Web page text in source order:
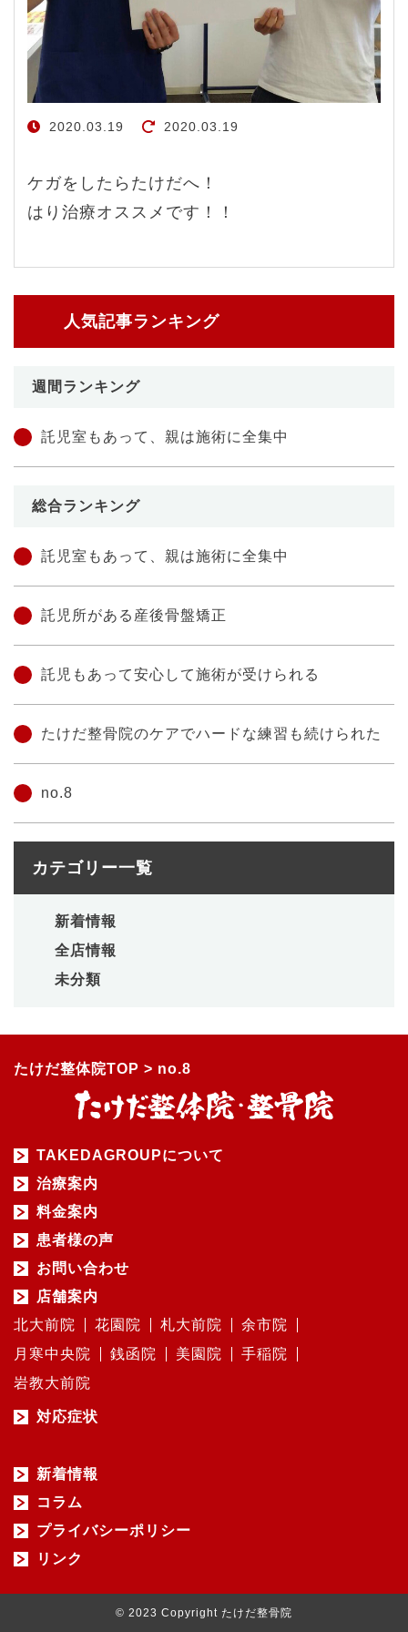
2020.03.19 2020.03.19
ケガをしたらたけだへ！
はり治療オススメです！！
人気記事ランキング
週間ランキング
託児室もあって、親は施術に全集中
総合ランキング
託児室もあって、親は施術に全集中
託児所がある産後骨盤矯正
託児もあって安心して施術が受けられる
たけだ整骨院のケアでハードな練習も続けられた
no.8
カテゴリー一覧
新着情報
全店情報
未分類
たけだ整体院TOP > no.8
TAKEDAGROUPについて
治療案内
料金案内
患者様の声
お問い合わせ
店舗案内
北大前院
花園院 札大前院
余市院
月寒中央院
銭函院 美園院
手稲院
岩教大前院
対応症状
新着情報
コラム
プライバシーポリシー
リンク
© 2023 Copyright たけだ整骨院